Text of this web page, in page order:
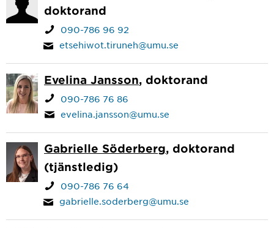
doktorand
090-786 96 92
etsehiwot.tiruneh@umu.se
Evelina Jansson, doktorand
090-786 76 86
evelina.jansson@umu.se
Gabrielle Söderberg, doktorand
(tjänstledig)
090-786 76 64
gabrielle.soderberg@umu.se